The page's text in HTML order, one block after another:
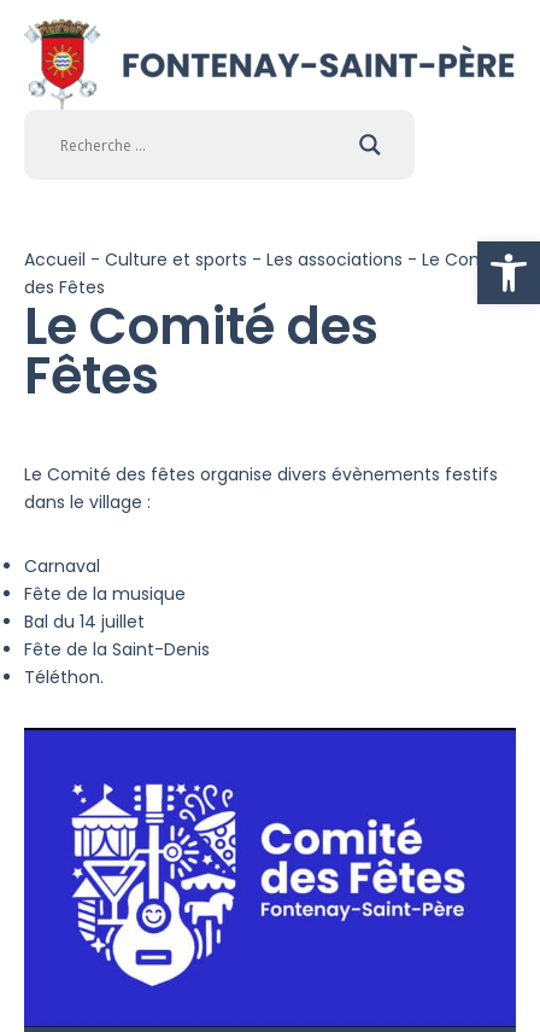
Ouvrir
Accueil - Culture et sports - Les associations - Le Comité
des Fêtes
Le Comité des
Fêtes
Le Comité des fêtes organise divers évènements festifs
dans le village :
Carnaval
Fête de la musique
Bal du 14 juillet
Fête de la Saint-Denis
Téléthon.